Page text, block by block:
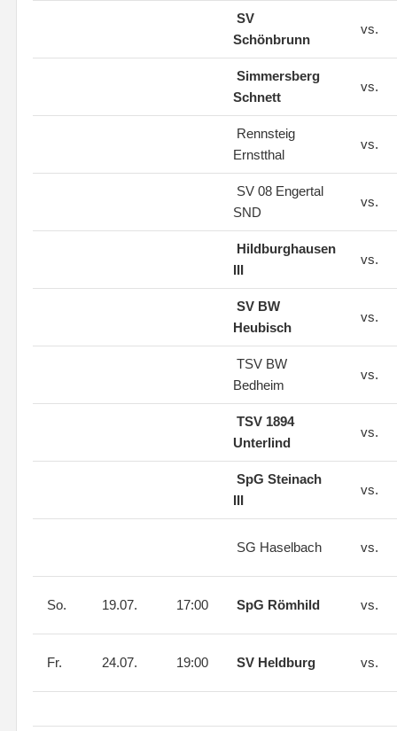
SV
Schönbrunn
vs.
Simmersberg
Schnett
vs.
Rennsteig
Ernstthal
vs.
SV 08 Engertal
SND
vs.
Hildburghausen
III
vs.
SV BW
Heubisch
vs.
TSV BW
Bedheim
vs.
TSV 1894
Unterlind
vs.
SpG Steinach
III
vs.
SG Haselbach vs.
So. 19.07. 17:00 SpG Römhild vs.
Fr. 24.07. 19:00 SV Heldburg vs.